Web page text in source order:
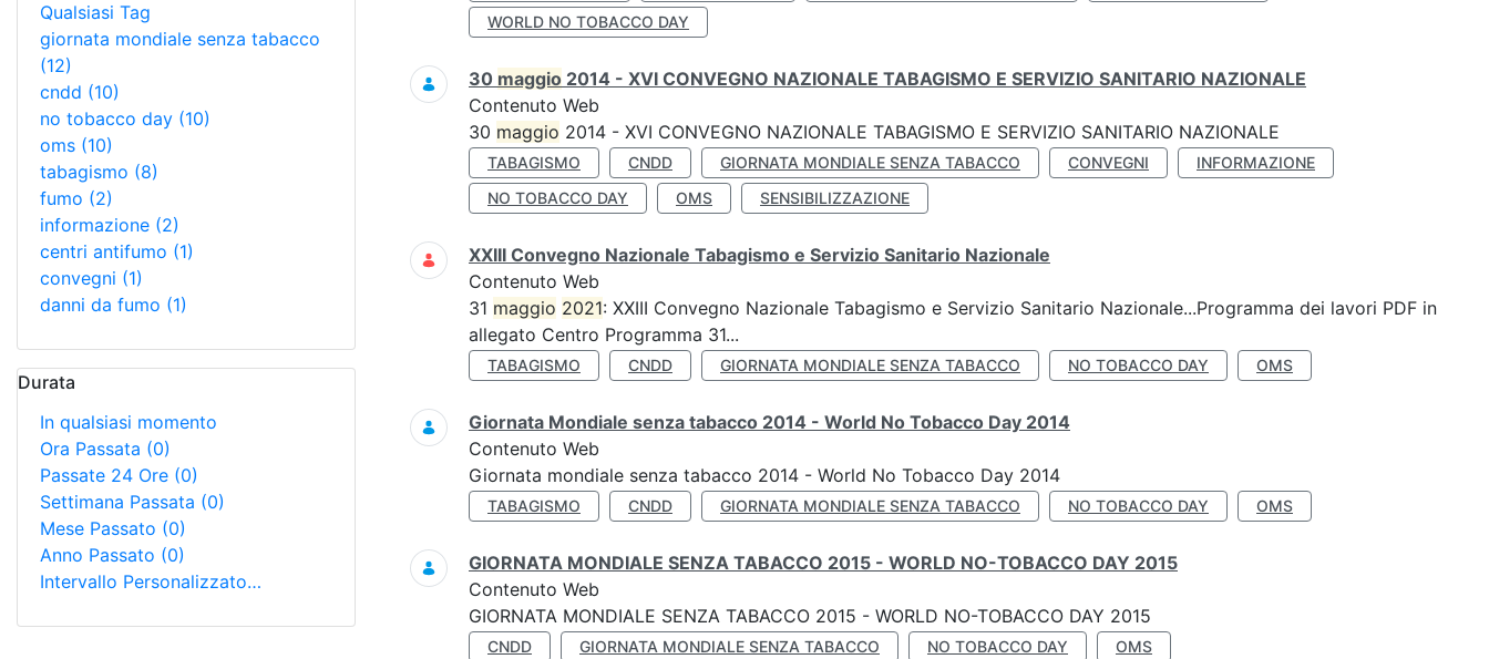
Qualsiasi Tag
giornata mondiale senza tabacco
(12)
cndd (10)
no tobacco day (10)
oms (10)
tabagismo (8)
fumo (2)
informazione (2)
centri antifumo (1)
convegni (1)
danni da fumo (1)
Durata
In qualsiasi momento
Ora Passata (0)
Passate 24 Ore (0)
Settimana Passata (0)
Mese Passato (0)
Anno Passato (0)
Intervallo Personalizzato…
WORLD NO TOBACCO DAY
30 maggio 2014 - XVI CONVEGNO NAZIONALE TABAGISMO E SERVIZIO SANITARIO NAZIONALE
Contenuto Web
30 maggio 2014 - XVI CONVEGNO NAZIONALE TABAGISMO E SERVIZIO SANITARIO NAZIONALE
TABAGISMO CNDD GIORNATA MONDIALE SENZA TABACCO CONVEGNI
INFORMAZIONE
NO TOBACCO DAY
OMS SENSIBILIZZAZIONE
XXIII Convegno Nazionale Tabagismo e Servizio Sanitario Nazionale
Contenuto Web
31 maggio 2021: XXIII Convegno Nazionale Tabagismo e Servizio Sanitario Nazionale...Programma dei lavori PDF in
allegato Centro Programma 31...
TABAGISMO CNDD GIORNATA MONDIALE SENZA TABACCO NO TOBACCO DAY OMS
Giornata Mondiale senza tabacco 2014 - World No Tobacco Day 2014
Contenuto Web
Giornata mondiale senza tabacco 2014 - World No Tobacco Day 2014
TABAGISMO CNDD GIORNATA MONDIALE SENZA TABACCO NO TOBACCO DAY OMS
GIORNATA MONDIALE SENZA TABACCO 2015 - WORLD NO-TOBACCO DAY 2015
Contenuto Web
GIORNATA MONDIALE SENZA TABACCO 2015 - WORLD NO-TOBACCO DAY 2015
CNDD GIORNATA MONDIALE SENZA TABACCO NO TOBACCO DAY OMS